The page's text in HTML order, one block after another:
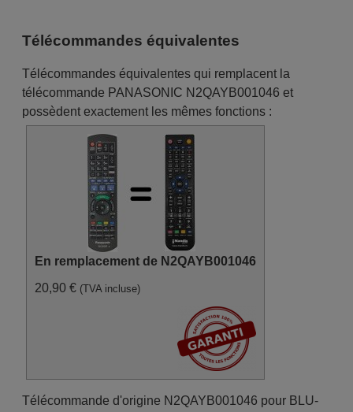
Télécommandes équivalentes
Télécommandes équivalentes qui remplacent la
télécommande PANASONIC N2QAYB001046 et
possèdent exactement les mêmes fonctions :
En remplacement de N2QAYB001046
20,90 € (TVA incluse)
Télécommande d'origine N2QAYB001046 pour BLU-